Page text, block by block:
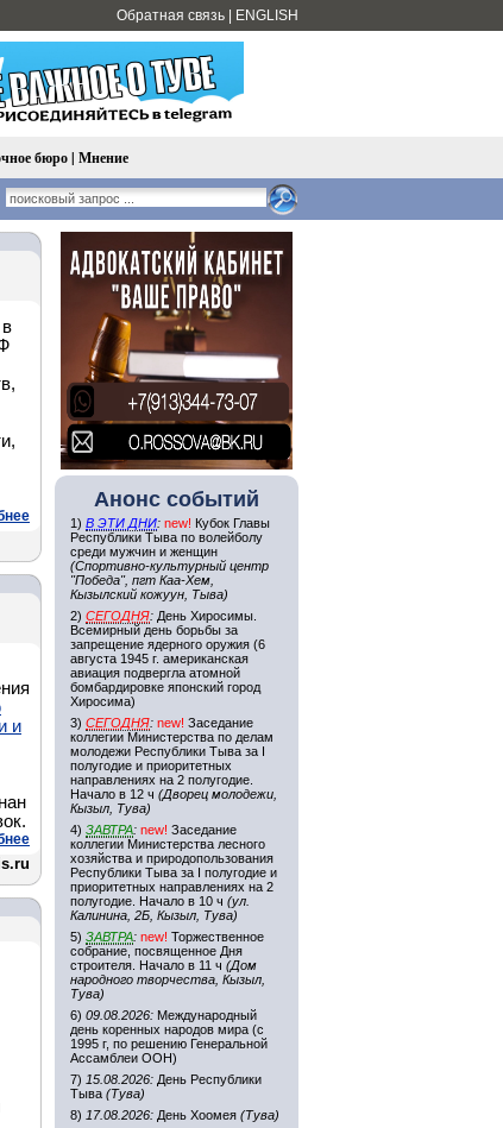
Обратная связь ENGLISH
бюро| Мнение
и
Анонс событий
1) В ЭТИ ДНИ: new! Кубок Главы
Республики Тыва по волейболу
среди мужчин и женщин
(Спортивно-культурный центр
"Победа", пгт Каа-Хем,
Кызылский кожуун, Тыва)
2) СЕГОДНЯ: День Хиросимы.
Всемирный день борьбы за
запрещение ядерного оружия (6
августа 1945 г. американская
авиация подвергла атомной
бомбардировке японский город
Хиросима)
3) СЕГОДНЯ: new! Заседание
коллегии Министерства по делам
молодежи Республики Тыва за I
полугодие и приоритетных
направлениях на 2 полугодие.
Начало в 12 ч (Дворец молодежи,
Кызыл, Тува)
4) ЗАВТРА: new! Заседание
коллегии Министерства лесного
хозяйства и природопользования
Республики Тыва за I полугодие и
приоритетных направлениях на 2
полугодие. Начало в 10 ч (ул.
Калинина, 2Б, Кызыл, Тува)
5) ЗАВТРА: new! Торжественное
собрание, посвященное Дня
строителя. Начало в 11 ч (Дом
народного творчества, Кызыл,
Тува)
6) 09.08.2026: Международный
день коренных народов мира (с
1995 г, по решению Генеральной
Ассамблеи ООН)
7) 15.08.2026: День Республики
Тыва (Тува)
8) 17.08.2026: День Хоомея (Тува)